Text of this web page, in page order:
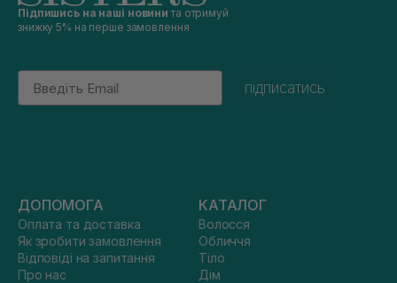
Підпишись на наші новини та отримуй
знижку 5% на перше замовлення
Email
підписатись
ДОПОМОГА
Оплата та доставка
Як зробити замовлення
Відповіді на запитання
Про нас
КАТАЛОГ
Волосся
Обличчя
Тіло
Дім